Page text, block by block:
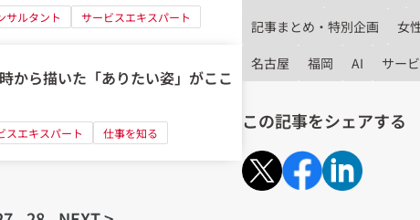
サルタント サービスエキスパート
から描いた「ありたい姿」がここ
スエキスパート 仕事を知る
記事まとめ・特別企画
女
名古屋
福岡 AI サー
この記事をシェアする